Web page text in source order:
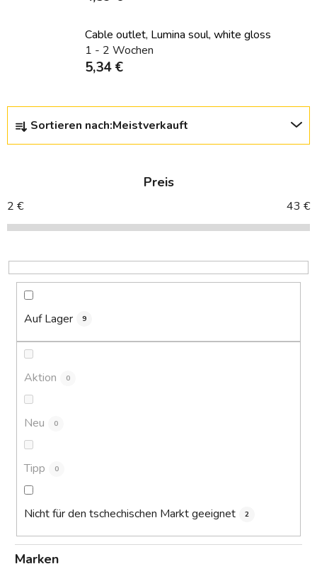
Cable outlet, Lumina soul, white gloss
1 - 2 Wochen
5,34 €
P
o
k
t
o
r
Sortieren nach:Meistverkauft
Preis
2 € 43 €
Auf Lager 9
Aktion 0
Neu 0
Tipp 0
Nicht für den tschechischen Markt geeignet 2
Marken